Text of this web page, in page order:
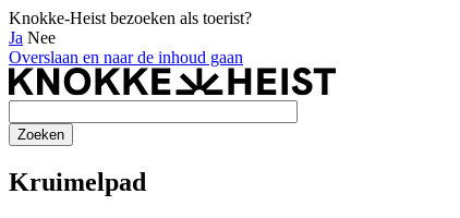
Knokke-Heist bezoeken als toerist?
Ja Nee
Overslaan en naar de inhoud gaan
Kruimelpad